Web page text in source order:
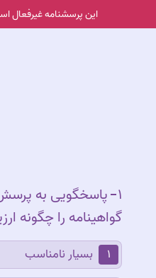
این پرسشنامه غیر‌فعال
۱ پاسخگویی به
گواهینامه را چگونه
۱ بسیار نامناسب